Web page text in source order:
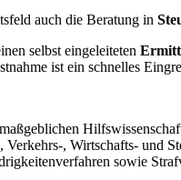
auch die Beratung in
selbst eingeleiteten
ist ein schnelles
, Wirtschafts- und
sowie